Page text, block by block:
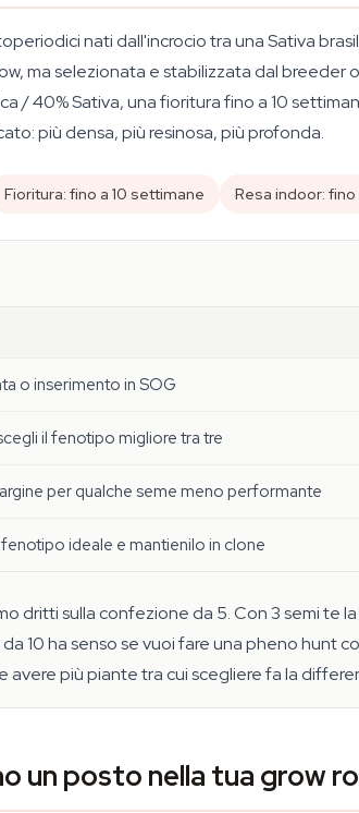
nati dall'incrocio tra una Sativa
ma selezionata e stabilizzata dal
40% Sativa, una fioritura fino a 10
più densa, più resinosa, più profonda.
Fioritura: fino a 10 settimane Resa indoor:
o inserimento in SOG
il fenotipo migliore tra tre
per qualche seme meno performante
ideale e mantienilo in clone
dritti sulla confezione da 5. Con 3 semi te
10 ha senso se vuoi fare una pheno hunt
più piante tra cui scegliere fa la
un posto nella tua grow